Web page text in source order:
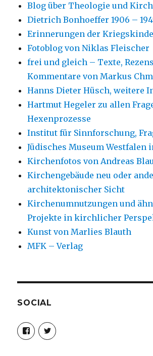
Blog über Theologie und
Dietrich Bonhoeffer 1906 –
Erinnerungen der
Fotoblog von Niklas Fleischer
frei und gleich – Texte,
Kommentare von Markus
Hanns Dieter Hüsch, weitere
Hartmut Hegeler zu allen
Hexenprozesse
Institut für Sinnforschung,
Jüdisches Museum Westfalen
Kirchenfotos von Andreas
Kirchengebäude neu oder
architektonischer Sicht
Kirchenumnutzungen und
Projekte in kirchlicher
Kunst von Marlies Blauth
MFK – Verlag
SOCIAL
Profil
von
christoph.fleischer1
Profil
von